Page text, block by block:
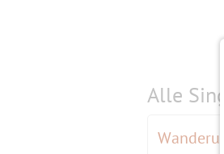
Alle